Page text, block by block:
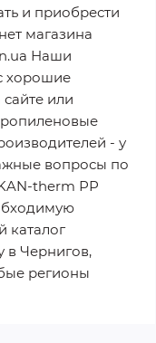
и приобрести
магазина
Наши
хорошие
или
- у
вопросы по
therm РР
каталог
в Чернигов,
регионы